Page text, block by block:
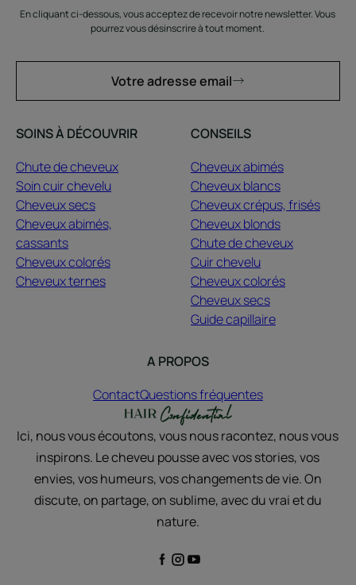
En cliquant ci-dessous, vous acceptez de recevoir notre newsletter. Vous
pourrez vous désinscrire à tout moment.
Votre adresse email
SOINS À DÉCOUVRIR
Chute de cheveux
Soin cuir chevelu
Cheveux secs
Cheveux abimés,
cassants
Cheveux colorés
Cheveux ternes
CONSEILS
Cheveux abimés
Cheveux blancs
Cheveux crépus, frisés
Cheveux blonds
Chute de cheveux
Cuir chevelu
Cheveux colorés
Cheveux secs
Guide capillaire
A PROPOS
ContactQuestions fréquentes
Ici, nous vous écoutons, vous nous racontez, nous vous
inspirons. Le cheveu pousse avec vos stories, vos
envies, vos humeurs, vos changements de vie. On
discute, on partage, on sublime, avec du vrai et du
nature.